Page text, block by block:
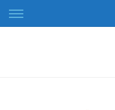
Skip
to